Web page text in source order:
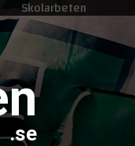
Skolarbeten
.se